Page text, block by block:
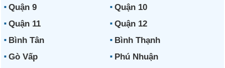
Quận 9
Quận 10
Quận 11
Quận 12
Bình Tân
Bình Thạnh
Gò Vấp
Phú Nhuận